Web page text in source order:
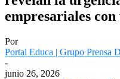
empresariales
Por
Portal Educa | Grupo Prensa
-
junio 26, 2026